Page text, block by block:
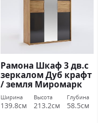
Рамона Шкаф 3 дв.с
зеркалом Дуб крафт
/ земля Миромарк
Ширина
139.8см
Высота
213.2см
Глубина
58.5см